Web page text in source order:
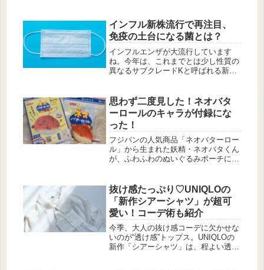
買い物やアウトドア、レジャーに大活
躍間違いなしです♪気になる仕様やデ
ザインを、たっぷりご紹介します！
24H 極厚断熱素材が氷をキープ！ 超
保冷バッグBOOK 出典:beautyまとめ
出典:beautyまとめ 24時間氷をキー...
インフル新株流行で再注目、
免疫の土台になる菌とは？
インフルエンザが大流行しています
ね。今年は、これまでとは少し性質の
異なるサブクレードKと呼ばれる新し
いる方も多いのではないでしょうか。
ウイルス対策は“外”だけで十分？ 出
典:Pixabay 手洗い・うがい・消毒、
マスク。これらはもちろん、感染対策
の基本中の基本です。ただ、どれだけ
徹底しても、ウイルスを完全に外から
防ぐことには限界があるのも事実。だ
か...
思わず二度見した！ネオバタ
ーロールのキャラが付録にな
った！
フジパンの人気商品「ネオバターロー
ル」から生まれた妖精・ネオバタくん
が、ふわふわのぬいぐるみポーチにな
く可愛く、見ているだけで癒やされる
存在。ジップバッグもセットになって
いて、実用性もしっかり備えたムック
です。ネオバターロールの妖精ネオバ
タくん ふわふわぬいぐるみポーチ＆
ジップバッグBOOK付録：ふわふわぬ
いぐるみポーチ＆ジップバッグ 出
典:beautyまとめ ■ネオバターロー...
抜け感たっぷり♡UNIQLOの
「新作シアーシャツ」が超可
愛い！コーデ術も紹介
今季、大人の抜け感コーデに欠かせな
いのが“透け感”トップス。UNIQLOの
新作「シアーシャツ」は、程よい透け